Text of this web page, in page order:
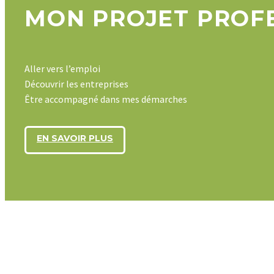
MON PROJET
Aller vers l’emploi
Découvrir les entreprises
Être accompagné dans mes démarches
EN SAVOIR PLUS